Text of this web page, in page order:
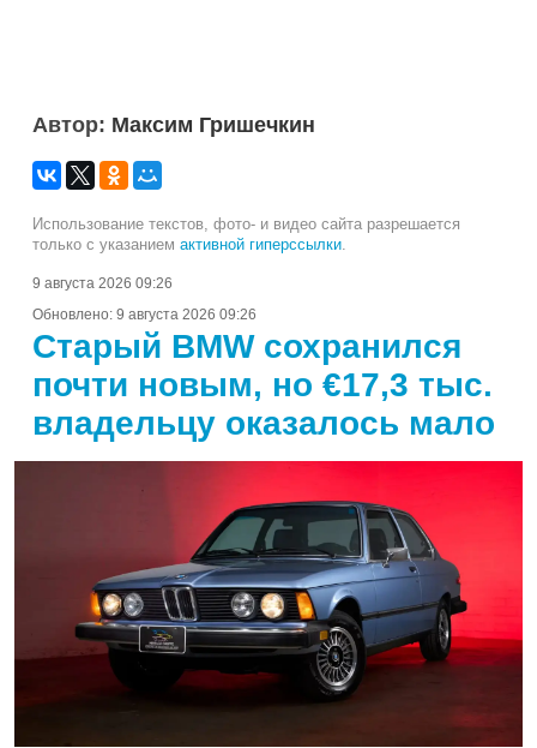
Автор: Максим Гришечкин
Использование текстов, фото- и видео сайта разрешается
только с указанием активной гиперссылки
9 августа 2026 09:26
Обновлено: 9 августа 2026 09:26
Старый BMW сохранился
почти новым, но €17,3 тыс.
владельцу оказалось мало